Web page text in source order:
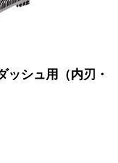
シュ用（内刃・